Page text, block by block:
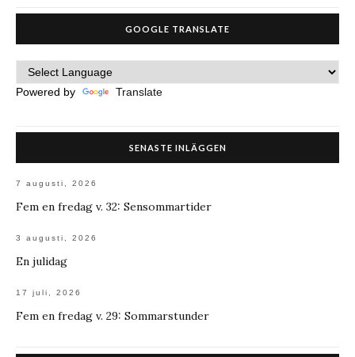
GOOGLE TRANSLATE
Powered by Translate
SENASTE INLÄGGEN
7 augusti, 2026
Fem en fredag v. 32: Sensommartider
3 augusti, 2026
En julidag
17 juli, 2026
Fem en fredag v. 29: Sommarstunder